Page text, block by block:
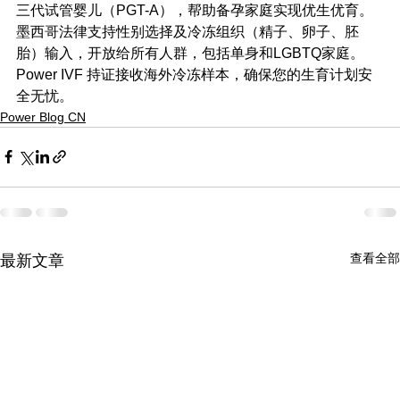
三代试管婴儿（PGT-A），帮助备孕家庭实现优生优育。
墨西哥法律支持性别选择及冷冻组织（精子、卵子、胚
胎）输入，开放给所有人群，包括单身和LGBTQ家庭。
Power IVF 持证接收海外冷冻样本，确保您的生育计划安
全无忧。
Power Blog CN
最新文章 查看全部